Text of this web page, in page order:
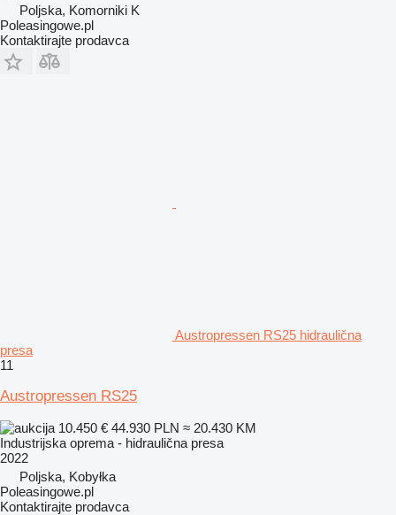
Poljska, Komorniki K
Poleasingowe.pl
Kontaktirajte prodavca
Austropressen RS25 hidraulična
presa
11
Austropressen RS25
10.450 € 44.930 PLN ≈ 20.430 KM
Industrijska oprema - hidraulična presa
2022
Poljska, Kobyłka
Poleasingowe.pl
Kontaktirajte prodavca